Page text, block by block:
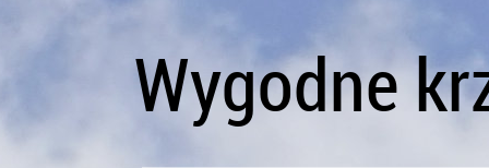
Wygodne